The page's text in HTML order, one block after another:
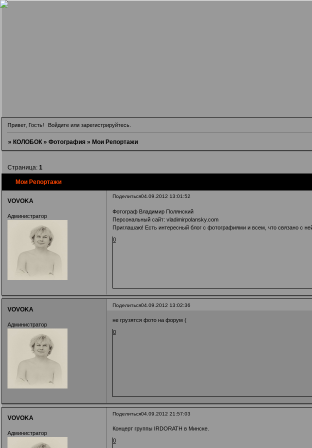
Привет, Гость! Войдите илизарегистрируйтесь
» КОЛОБОК » Фотография » Мои Репортажи
Мои Репортажи
Страница: 1
Поделиться04.09.2012 13:01:52
VOVOKA
Администратор
Фотограф Владимир Полянский
Персональный сайт: vladimirpolansky.com
Приглашаю! Есть интересный блог с фотографиями и всем, что связано с
0
Поделиться04.09.2012 13:02:36
VOVOKA
Администратор
не грузятся фото на форум (
0
Поделиться04.09.2012 21:57:03
VOVOKA
Администратор
Концерт группы IRDORATH в Минске.
0